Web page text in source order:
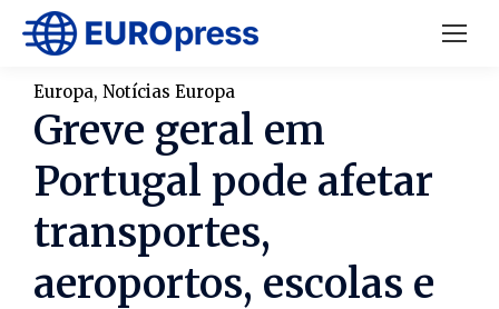
Europa, Notícias Europa
Greve geral em
Portugal pode afetar
transportes,
aeroportos, escolas e